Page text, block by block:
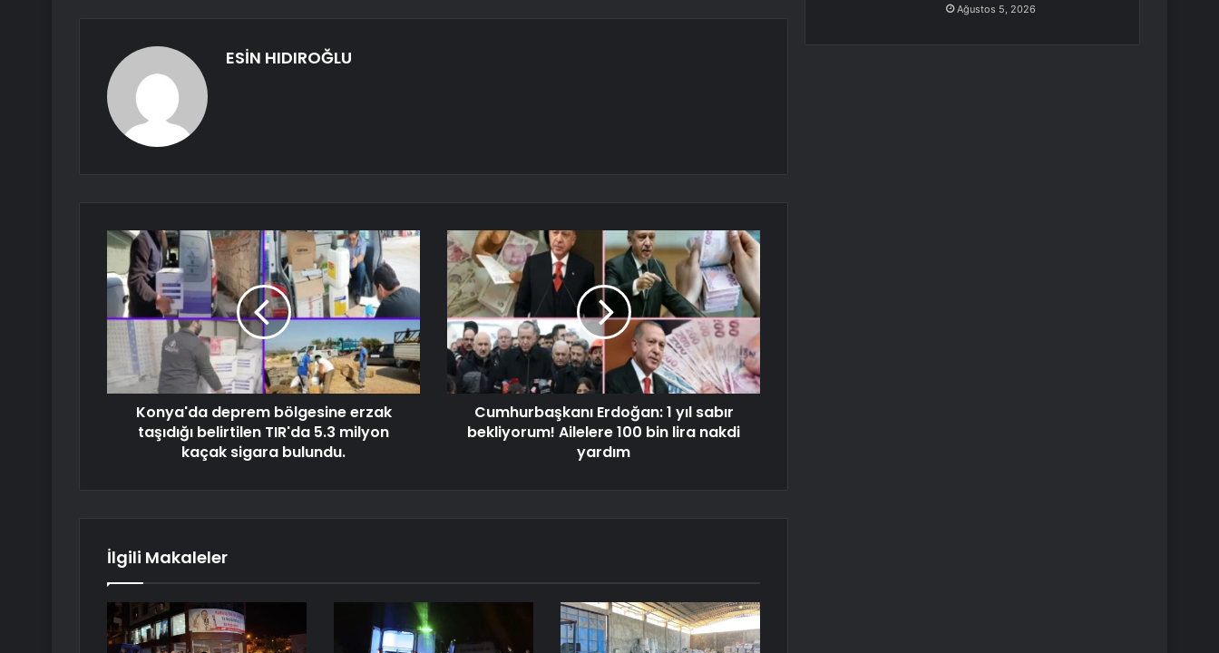
ESİN HIDIROĞLU
Konya'da deprem bölgesine erzak
taşıdığı belirtilen TIR'da 5.3 milyon
kaçak sigara bulundu.
Cumhurbaşkanı Erdoğan: 1 yıl sabır
bekliyorum! Ailelere 100 bin lira nakdi
yardım
İlgili Makaleler
Ağustos 5, 2026